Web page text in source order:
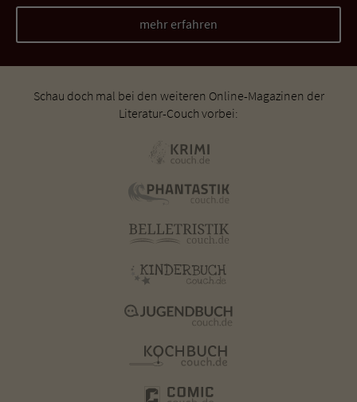
mehr erfahren
Schau doch mal bei den weiteren Online-Magazinen der
Literatur-Couch vorbei: